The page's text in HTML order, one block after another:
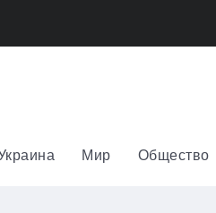
Мир Общество